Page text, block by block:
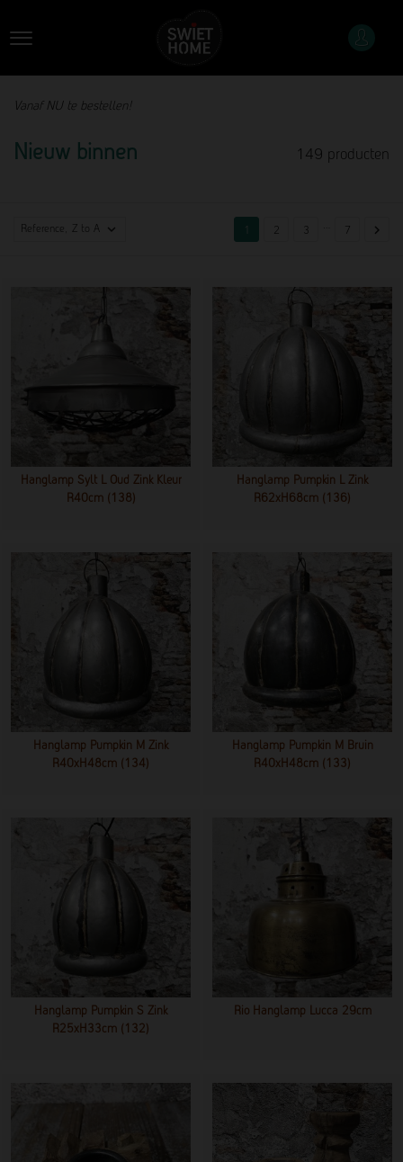
Vanaf NU te bestellen!
Nieuw binnen 149 producten
Reference, Z to A  2 3 7 
Hanglamp Sylt L Oud Zink Kleur
R40cm (138)
Hanglamp Pumpkin L Zink
R62xH68cm (136)
Hanglamp Pumpkin M Zink
R40xH48cm (134)
Hanglamp Pumpkin M Bruin
R40xH48cm (133)
Hanglamp Pumpkin S Zink
R25xH33cm (132)
Rio Hanglamp Lucca 29cm